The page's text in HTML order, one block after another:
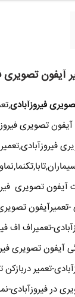
آیفون تصویری
فیروزآبادی
آیفون تصویری
آیفون تصویری
-تعمیرآیفون
تعمیراف اف
آیفون تصویری
تعمیر
در فیروزآبادی-